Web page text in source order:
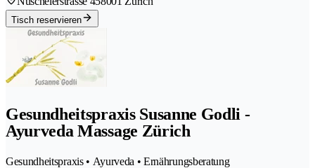
Tisch reservieren
Gesundheitspraxis Susanne Godli -
Ayurveda Massage Zürich
Gesundheitspraxis • Ayurveda • Ernährungsberatung